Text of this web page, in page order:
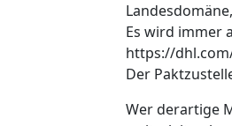
Es wird immer
https://
Der
Wer derartige